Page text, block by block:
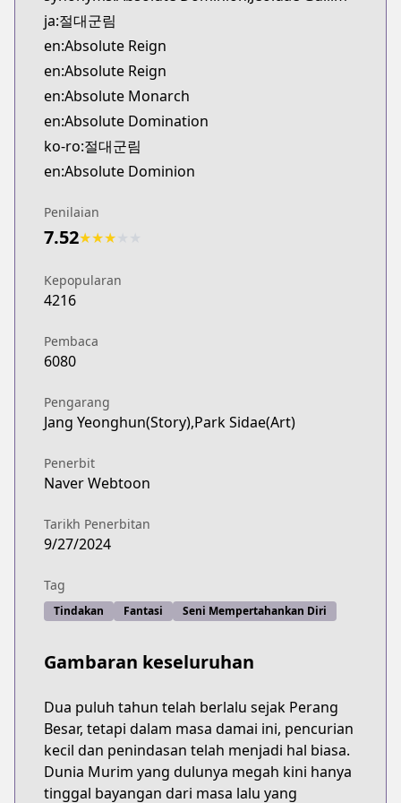
Official English
https://www.webtoons.com/en/action/absolute-
ja:절대군림
en:Absolute Reign
en:Absolute Reign
en:Absolute Monarch
en:Absolute Domination
ko-ro:절대군림
en:Absolute Dominion
Penilaian
7.52★★★
Kepopularan
4216
Pembaca
6080
Pengarang
Jang Yeonghun(Story),Park Sidae(Art)
Penerbit
Naver Webtoon
Tarikh Penerbitan
9/27/2024
Tag
Tindakan Fantasi Seni Mempertahankan Diri
Gambaran keseluruhan
Dua puluh tahun telah berlalu sejak Perang
Besar, tetapi dalam masa damai ini, pencurian
kecil dan penindasan telah menjadi hal biasa.
Dunia Murim yang dulunya megah kini hanya
tinggal bayangan dari masa lalu yang